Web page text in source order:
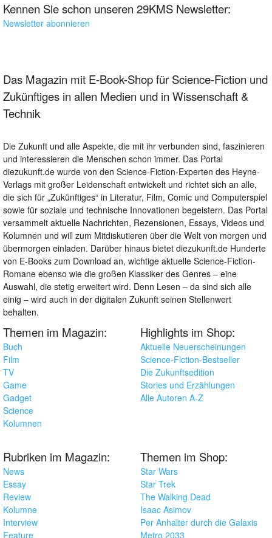
Kennen Sie schon unseren 29KMS Newsletter:
Newsletter abonnieren
Das Magazin mit E-Book-Shop für Science-Fiction und
Zukünftiges in allen Medien und in Wissenschaft &
Technik
Die Zukunft und alle Aspekte, die mit ihr verbunden sind, faszinieren
und interessieren die Menschen schon immer. Das Portal
diezukunft.de wurde von den Science-Fiction-Experten des Heyne-
Verlags mit großer Leidenschaft entwickelt und richtet sich an alle,
die sich für „Zukünftiges“ in Literatur, Film, Comic und Computerspiel
sowie für soziale und technische Innovationen begeistern. Das Portal
versammelt aktuelle Nachrichten, Rezensionen, Essays, Videos und
Kolumnen und will zum Mitdiskutieren über die Welt von morgen und
übermorgen einladen. Darüber hinaus bietet diezukunft.de Hunderte
von E-Books zum Download an, wichtige aktuelle Science-Fiction-
Romane ebenso wie die großen Klassiker des Genres – eine
Auswahl, die stetig erweitert wird. Denn Lesen – da sind sich alle
einig – wird auch in der digitalen Zukunft seinen Stellenwert
behalten.
Themen im Magazin:
Buch
Film
TV
Game
Gadget
Science
Kolumnen
Highlights im Shop:
Aktuelle Neuerscheinungen
Science-Fiction-Bestseller
Die Zukunftsedition
Stories und Erzählungen
Alle Autoren A-Z
Rubriken im Magazin:
News
Essay
Review
Kolumne
Interview
Feature
Themen im Shop:
Star Wars
Star Trek
The Walking Dead
Isaac Asimov
Per Anhalter durch die Galaxis
Metro 2033